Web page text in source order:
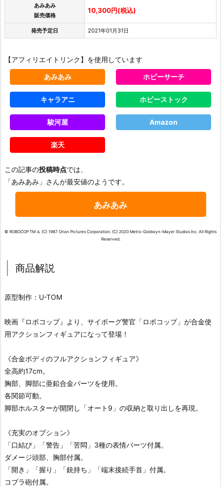
あみあみ
販売価格
10,300円(税込)
発売予定日 2021年01月31日
【アフィリエイトリンク】を使用しています
あみあみ ホビーサーチ
キャラアニ ホビーストック
駿河屋 Amazon
楽天
この記事の投稿時点では、
「あみあみ」さんが最安値のようです。
あみあみ
© ROBOCOP TM ＆ (C) 1987 Orion Pictures Corporation. (C) 2020 Metro-Goldwyn-Mayer Studios Inc. All Rights
Reserved.
商品解説
原型制作：U-TOM
映画『ロボコップ』より、サイボーグ警官「ロボコップ」が合金使
用アクションフィギュアになって登場！
《合金ボディのフルアクションフィギュア》
全高約17cm。
胸部、脚部に亜鉛合金パーツを使用。
各関節可動。
脚部ホルスターが開閉し「オート9」の収納と取り出しを再現。
《充実のオプション》
「口結び」「警告」「苦悶」3種の表情パーツ付属。
ダメージ頭部、胸部付属。
「開き」「握り」「銃持ち」「端末接続手首」付属。
コブラ砲付属。